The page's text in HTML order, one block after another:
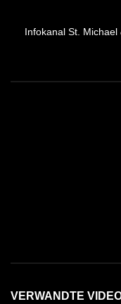
Infokanal St.
VERWANDTE